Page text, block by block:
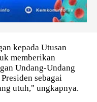
kepada Utusan
memberikan
Undang-Undang
sebagai
utuh," ungkapnya.